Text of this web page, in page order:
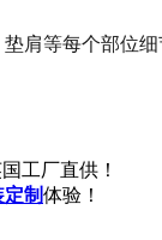
肩等每个部位
工厂直供！
制体验！